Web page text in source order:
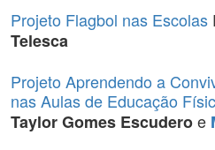
Projeto Flagbol nas Escolas
Telesca
Projeto Aprendendo a
nas Aulas de Educação
Taylor Gomes Escuderoe